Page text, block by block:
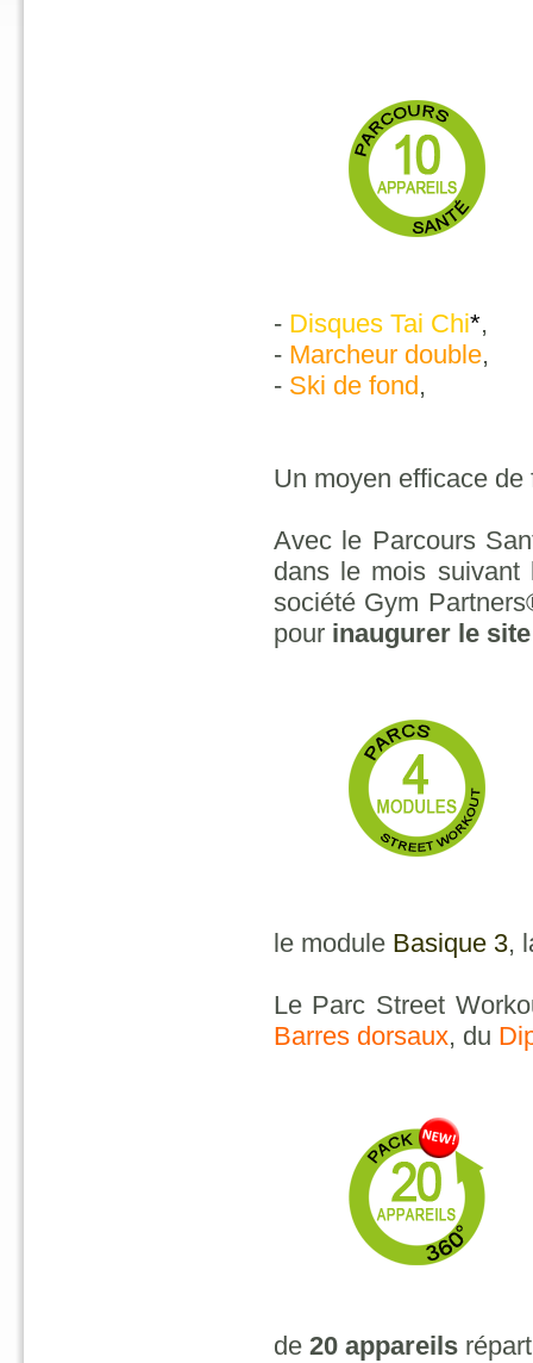
- Disques Tai Chi*,
- Marcheur double,
- Ski de fond,
Un moyen efficace
Avec le Parcours
dans le mois suivant
société Gym
pour inaugurer le
le module Basique 3,
Le Parc Street
Barres dorsaux, du
de 20 appareils